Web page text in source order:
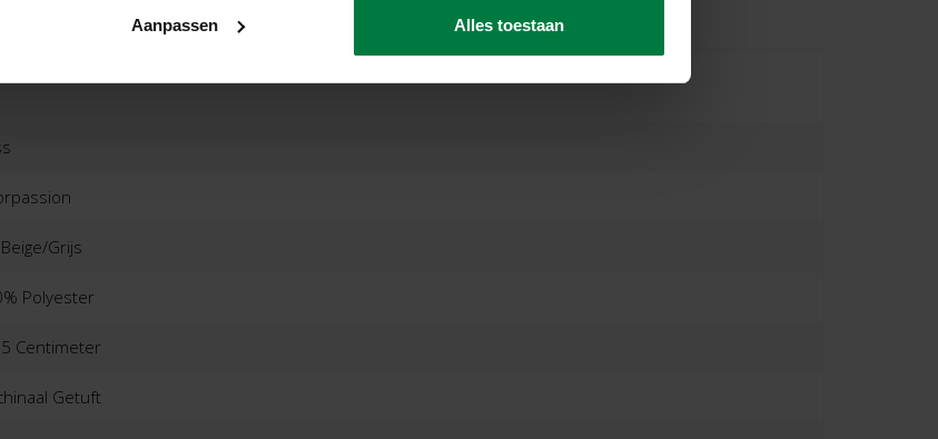
Aanpassen Alles toestaan
Grijs
Polyester
5 Centimeter
Getuft